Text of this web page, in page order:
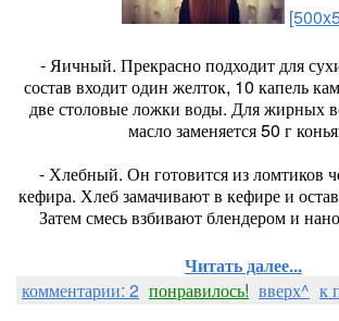
- Яичный. Прекрасно подходит для
состав входит один желток, 10 капель
две столовые ложки воды. Для жирных
масло заменяется 50 г
- Хлебный. Он готовится из ломтиков
кефира. Хлеб замачивают в кефире и
Затем смесь взбивают блендером и
Читать далее...
комментарии: 2 понравилось! вверх^ к